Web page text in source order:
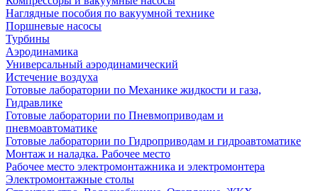
Наглядные пособия по вакуумной технике
Поршневые насосы
Турбины
Аэродинамика
Универсальный аэродинамический
Истечение воздуха
Готовые лаборатории по Механике жидкости и газа,
Гидравлике
Готовые лаборатории по Пневмоприводам и
пневмоавтоматике
Готовые лаборатории по Гидроприводам и гидроавтоматике
Монтаж и наладка. Рабочее место
Рабочее место электромонтажника и электромонтера
Электромонтажные столы